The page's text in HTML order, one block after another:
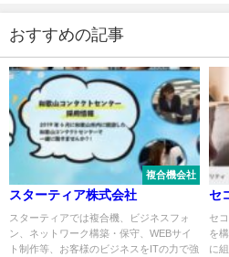
おすすめの記事
複合機会社
スターティア株式会社
スターティアでは複合機、ビジネスフォ
ン、ネットワーク構築・保守、WEBサイ
ト制作等、お客様のビジネスをITの力で強
セ
セ
を
に